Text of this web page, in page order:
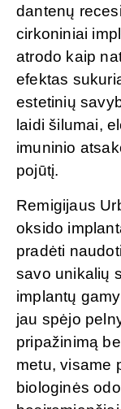
dantenų
cirkoniniai
atrodo kaip
efektas
estetinių
laidi šilumai,
imuninio
pojūtį.
Remigijaus
oksido
pradėti
savo unikalių
implantų
jau spėjo
pripažinimą
metu, visame
biologinės